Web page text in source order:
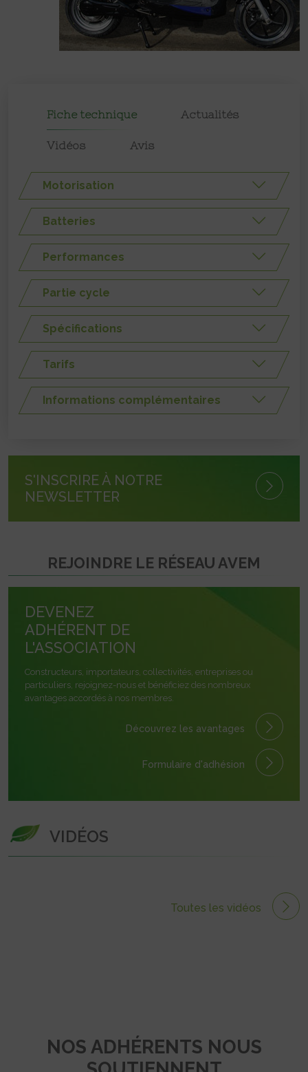
Fiche technique Actualités
Vidéos Avis
Motorisation
Batteries
Performances
Partie cycle
Spécifications
Tarifs
Informations complémentaires
S'INSCRIRE À NOTRE
NEWSLETTER
REJOINDRE LE RÉSEAU AVEM
DEVENEZ
ADHÉRENT DE
L'ASSOCIATION
Constructeurs, importateurs, collectivités, entreprises ou
particuliers, rejoignez-nous et bénéficiez des nombreux
avantages accordés à nos membres.
Découvrez les avantages
Formulaire d'adhésion
VIDÉOS
Toutes les vidéos
NOS ADHÉRENTS NOUS